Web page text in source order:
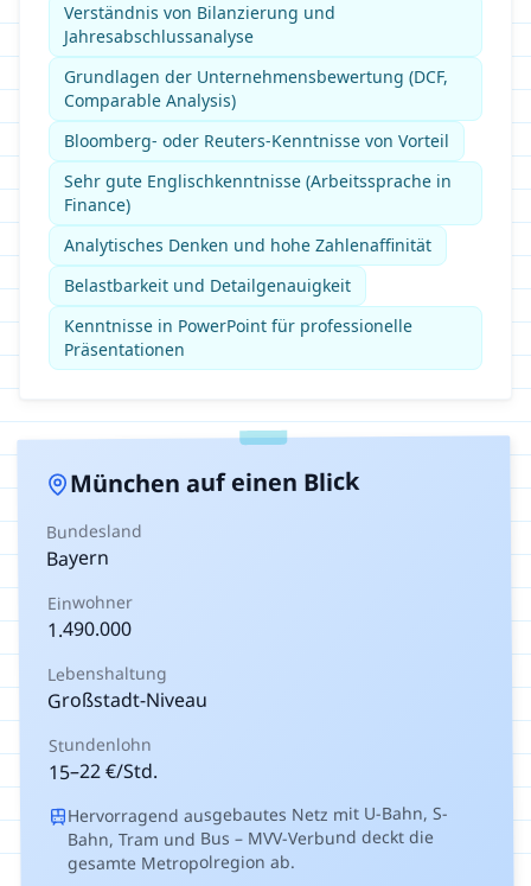
Verständnis von Bilanzierung und
Jahresabschlussanalyse
Grundlagen der Unternehmensbewertung (DCF,
Comparable Analysis)
Bloomberg- oder Reuters-Kenntnisse von Vorteil
Sehr gute Englischkenntnisse (Arbeitssprache in
Finance)
Analytisches Denken und hohe Zahlenaffinität
Belastbarkeit und Detailgenauigkeit
Kenntnisse in PowerPoint für professionelle
Präsentationen
München auf einen Blick
Bundesland
Bayern
Einwohner
1.490.000
Lebenshaltung
Großstadt-Niveau
Stundenlohn
15–22€/Std.
Hervorragend ausgebautes Netz mit U-Bahn, S-
Bahn, Tram und Bus – MVV-Verbund deckt die
gesamte Metropolregion ab.